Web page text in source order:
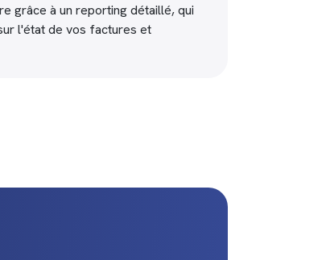
grâce à un reporting détaillé, qui
l'état de vos factures et